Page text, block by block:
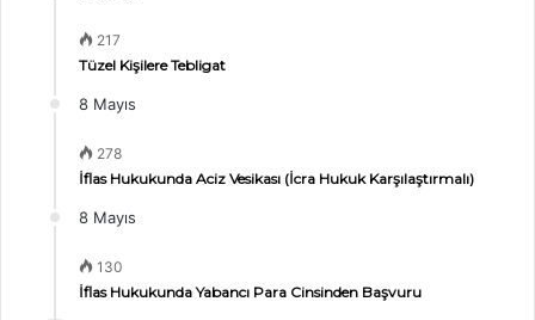
217
Tüzel Kişilere Tebligat
8 Mayıs
278
İflas Hukukunda Aciz Vesikası (İcra Hukuk Karşılaştırmalı)
8 Mayıs
130
İflas Hukukunda Yabancı Para Cinsinden Başvuru